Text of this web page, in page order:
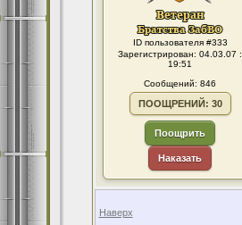
ID пользователя #333
Зарегистрирован: 04.03.07 :
19:51
Сообщений: 846
ПООЩРЕНИЙ: 30
Поощрить
Наказать
Наверх